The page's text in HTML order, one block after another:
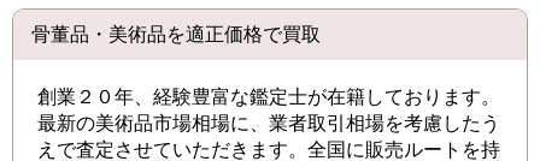
骨董品・美術品を適正価格で買取
創業２０年、経験豊富な鑑定士が在籍しております。
最新の美術品市場相場に、業者取引相場を考慮したう
えで査定させていただきます。全国に販売ルートを持